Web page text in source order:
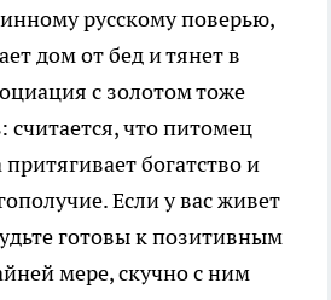
русскому поверью,
дом от бед и тянет в
с золотом тоже
считается, что питомец
богатство и
Если у вас живет
готовы к позитивным
мере, скучно с ним